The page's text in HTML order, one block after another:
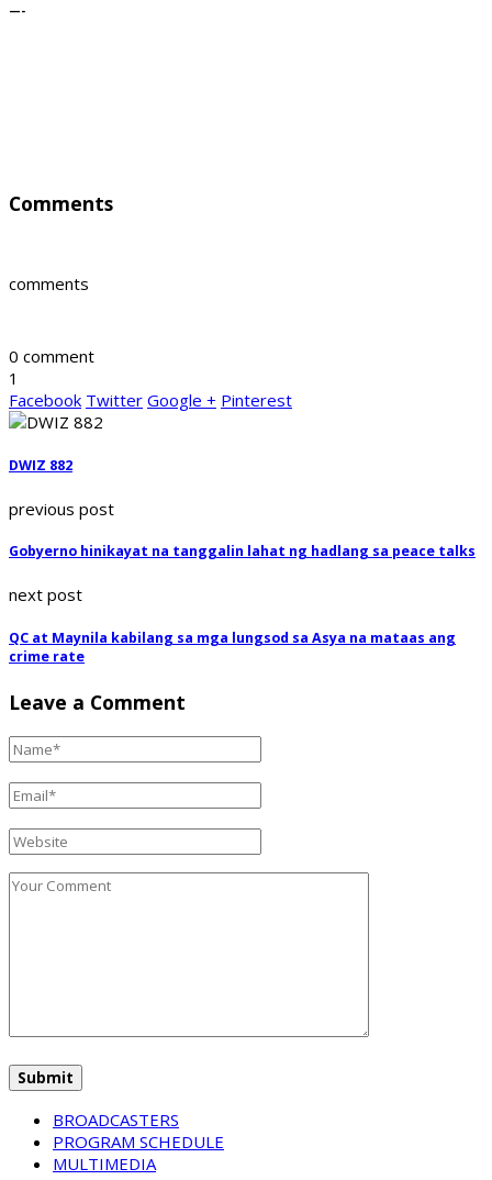
—-
Comments
comments
0 comment
1
Facebook Twitter Google + Pinterest
DWIZ 882
previous post
Gobyerno hinikayat na tanggalin lahat ng hadlang sa peace talks
next post
QC at Maynila kabilang sa mga lungsod sa Asya na mataas ang
crime rate
Leave a Comment
BROADCASTERS
PROGRAM SCHEDULE
MULTIMEDIA